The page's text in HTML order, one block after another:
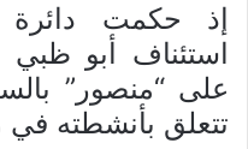
إذ حكمت دائرة
على “منصور”
تتعلق بأنشطته